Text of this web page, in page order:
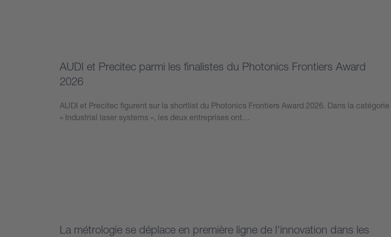
AUDI et Precitec parmi les finalistes du Photonics Frontiers Award
2026
AUDI et Precitec figurent sur la shortlist du Photonics Frontiers Award 2026. Dans la catégorie
« Industrial laser systems », les deux entreprises ont…
La métrologie se déplace en première ligne de l'innovation dans les